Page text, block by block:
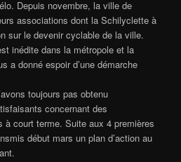
Depuis novembre, la ville de
associations dont la Schilyclette à
sur le devenir cyclable de la ville.
inédite dans la métropole et la
a donné espoir d’une démarche
toujours pas obtenu
concernant des
à court terme. Suite aux 4 premières
début mars un plan d’action au